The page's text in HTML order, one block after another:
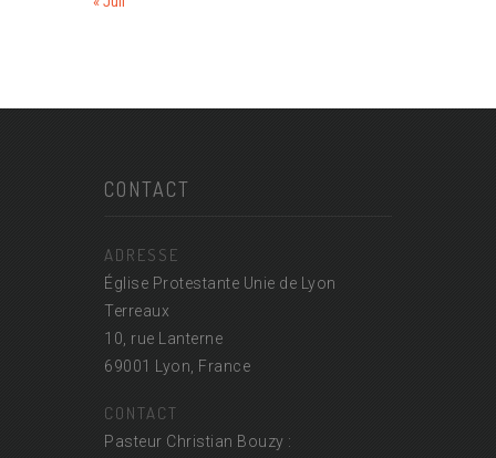
CONTACT
ADRESSE
Église Protestante Unie de Lyon
Terreaux
10, rue Lanterne
69001 Lyon, France
CONTACT
Pasteur Christian Bouzy :